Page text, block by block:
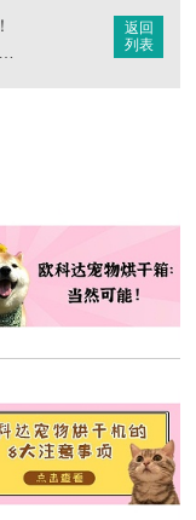
返回
列表